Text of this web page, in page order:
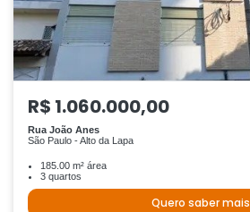
R$ 1.060.000,00
Rua João Anes
São Paulo - Alto da Lapa
185.00 m² área
3 quartos
Quero saber mais